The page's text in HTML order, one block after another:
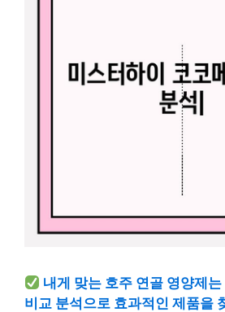
내게 맞는 호주 연골 영양제
비교 분석으로 효과적인 제품을